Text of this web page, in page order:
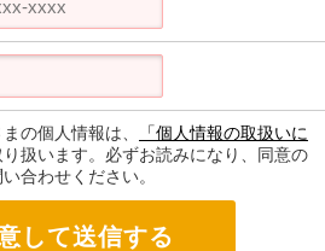
の個人情報は、
「個人情報の取扱いに
扱います。必ずお読みになり、同意の
い合わせください。
して送信する